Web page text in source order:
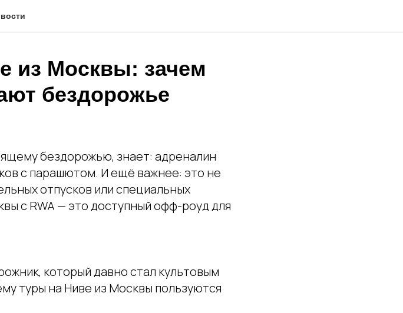
из Москвы: зачем
бездорожье
бездорожью, знает: адреналин
с парашютом. И ещё важнее: это не
отпусков или специальных
с RWA — это доступный офф-роуд для
который давно стал культовым
туры на Ниве из Москвы пользуются